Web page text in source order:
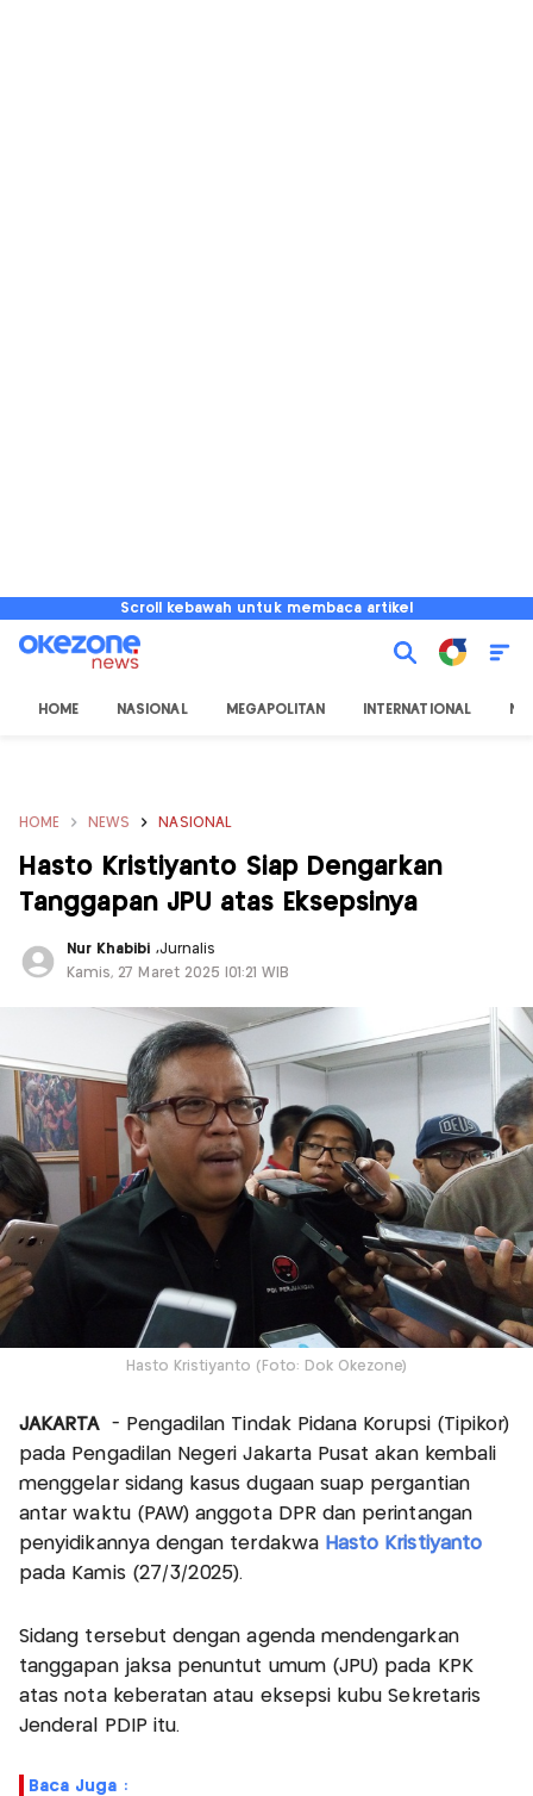
Scroll kebawah untuk membaca artikel
HOME NASIONAL MEGAPOLITAN INTERNATIONAL
HOME NEWS NASIONAL
Hasto Kristiyanto Siap Dengarkan
Tanggapan JPU atas Eksepsinya
Nur Khabibi ,Jurnalis
Kamis, 27 Maret 2025 |01:21 WIB
Hasto Kristiyanto (Foto: Dok Okezone)
JAKARTA- Pengadilan Tindak Pidana Korupsi (Tipikor)
pada Pengadilan Negeri Jakarta Pusat akan kembali
menggelar sidang kasus dugaan suap pergantian
antar waktu (PAW) anggota DPR dan perintangan
penyidikannya dengan terdakwa Hasto Kristiyanto
pada Kamis (27/3/2025).
Sidang tersebut dengan agenda mendengarkan
tanggapan jaksa penuntut umum (JPU) pada KPK
atas nota keberatan atau eksepsi kubu Sekretaris
Jenderal PDIP itu.
Baca Juga :